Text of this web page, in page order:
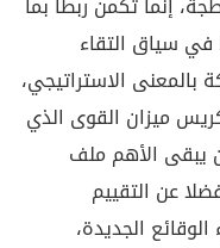
سياق التقاء
الاستراتيجي،
ميزان القوى الذي
يبقى الأهم ملف
عن التقييم
الجديدة،